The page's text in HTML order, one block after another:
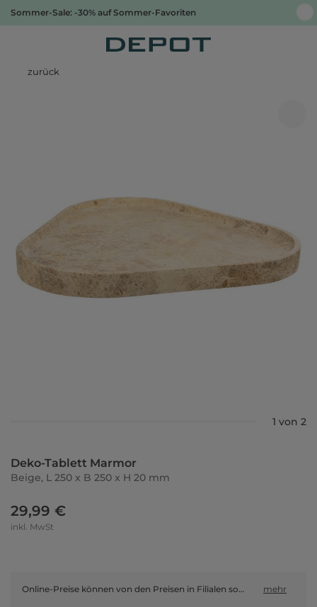
Sommer-Sale: -30% auf Sommer-Favoriten
zurück
1 von 2
Deko-Tablett Marmor
Beige, L 250 x B 250 x H 20 mm
29,99 €
inkl. MwSt
Online-Preise können von den Preisen in Filialen sowie Shop-in-Shop-Flächen abweichen. mehr